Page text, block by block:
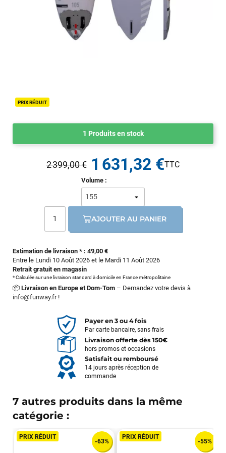
PRIX RÉDUIT
1 Produits en stock
Estimation de livraison * : 49,00 €
Entre le Lundi 10 Août 2026 et le Mardi 11 Août 2026
Retrait gratuit en magasin
* Calculée sur une livraison standard à domicile en France métropolitaine
📦 Livraison en Europe et Dom-Tom – Demandez votre devis à
info@funway.fr!
Volume :
2 399,00 € 1 631,32 €
AJOUTER AU PANIER
Payer en 3 ou 4 fois
Par carte bancaire, sans frais
Livraison offerte dès 150€
hors promos et occasions
Satisfait ou remboursé
14 jours après réception de
commande
7 autres produits dans la même
catégorie :
PRIX RÉDUIT
-63%
PRIX RÉDUIT
-55%